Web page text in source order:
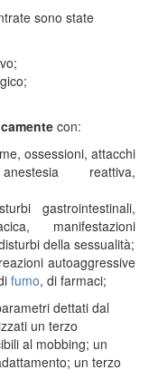
sono state
con:
ossessioni, attacchi
reattiva,
gastrointestinali,
manifestazioni
della sessualità;
autoaggressive
fumo, di farmaci;
dettati dal
un terzo
al mobbing; un
un terzo